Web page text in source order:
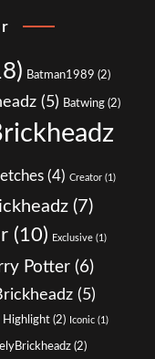
Batman1989 (2)
(5) Batwing (2)
(4) Creator (1)
(7)
(10) Exclusive (1)
Potter (6)
(5)
Highlight (2) Iconic (1)
(2)